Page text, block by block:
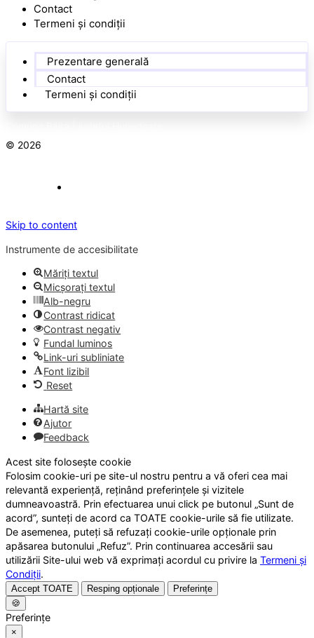
Contact
Termeni și condiții
Prezentare generală
Contact
Termeni și condiții
© 2026
Skip to content
Instrumente de accesibilitate
Măriți textul
Micșorați textul
Alb-negru
Contrast ridicat
Contrast negativ
Fundal luminos
Link-uri subliniate
Font lizibil
Reset
Hartă site
Ajutor
Feedback
Acest site folosește cookie
Folosim cookie-uri pe site-ul nostru pentru a vă oferi cea mai
relevantă experiență, reținând preferințele și vizitele
dumneavoastră. Prin efectuarea unui click pe butonul „Sunt de
acord”, sunteți de acord ca TOATE cookie-urile să fie utilizate.
De asemenea, puteți să refuzați cookie-urile opționale prin
apăsarea butonului „Refuz”. Prin continuarea accesării sau
utilizării Site-ului web vă exprimați acordul cu privire la Termeni și
Condiții.
Accept TOATE Resping opționale
Preferințe
🍪
Preferințe
×